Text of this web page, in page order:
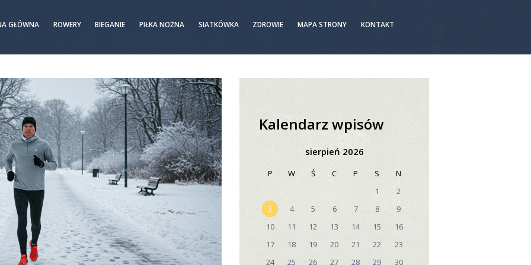
GŁÓWNA ROWERY BIEGANIE PIŁKA NOŻNA SIATKÓWKA ZDROWIE MAPA STRONY KONTAKT
Kalendarz wpisów
sierpień 2026
P W Ś C P S
N
1
2
3
4 5 6 7 8
9
10
11 12 13 14 15
16
17
18 19 20 21 22
23
24
25 26 27 28 29 30